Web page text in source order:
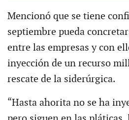
Mencionó que se tiene
septiembre pueda
entre las empresas y con
inyección de un recurso
rescate de la siderúrgica.
“Hasta ahorita no se ha